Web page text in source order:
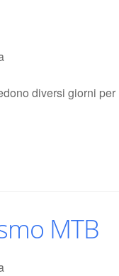
diversi giorni per
MTB